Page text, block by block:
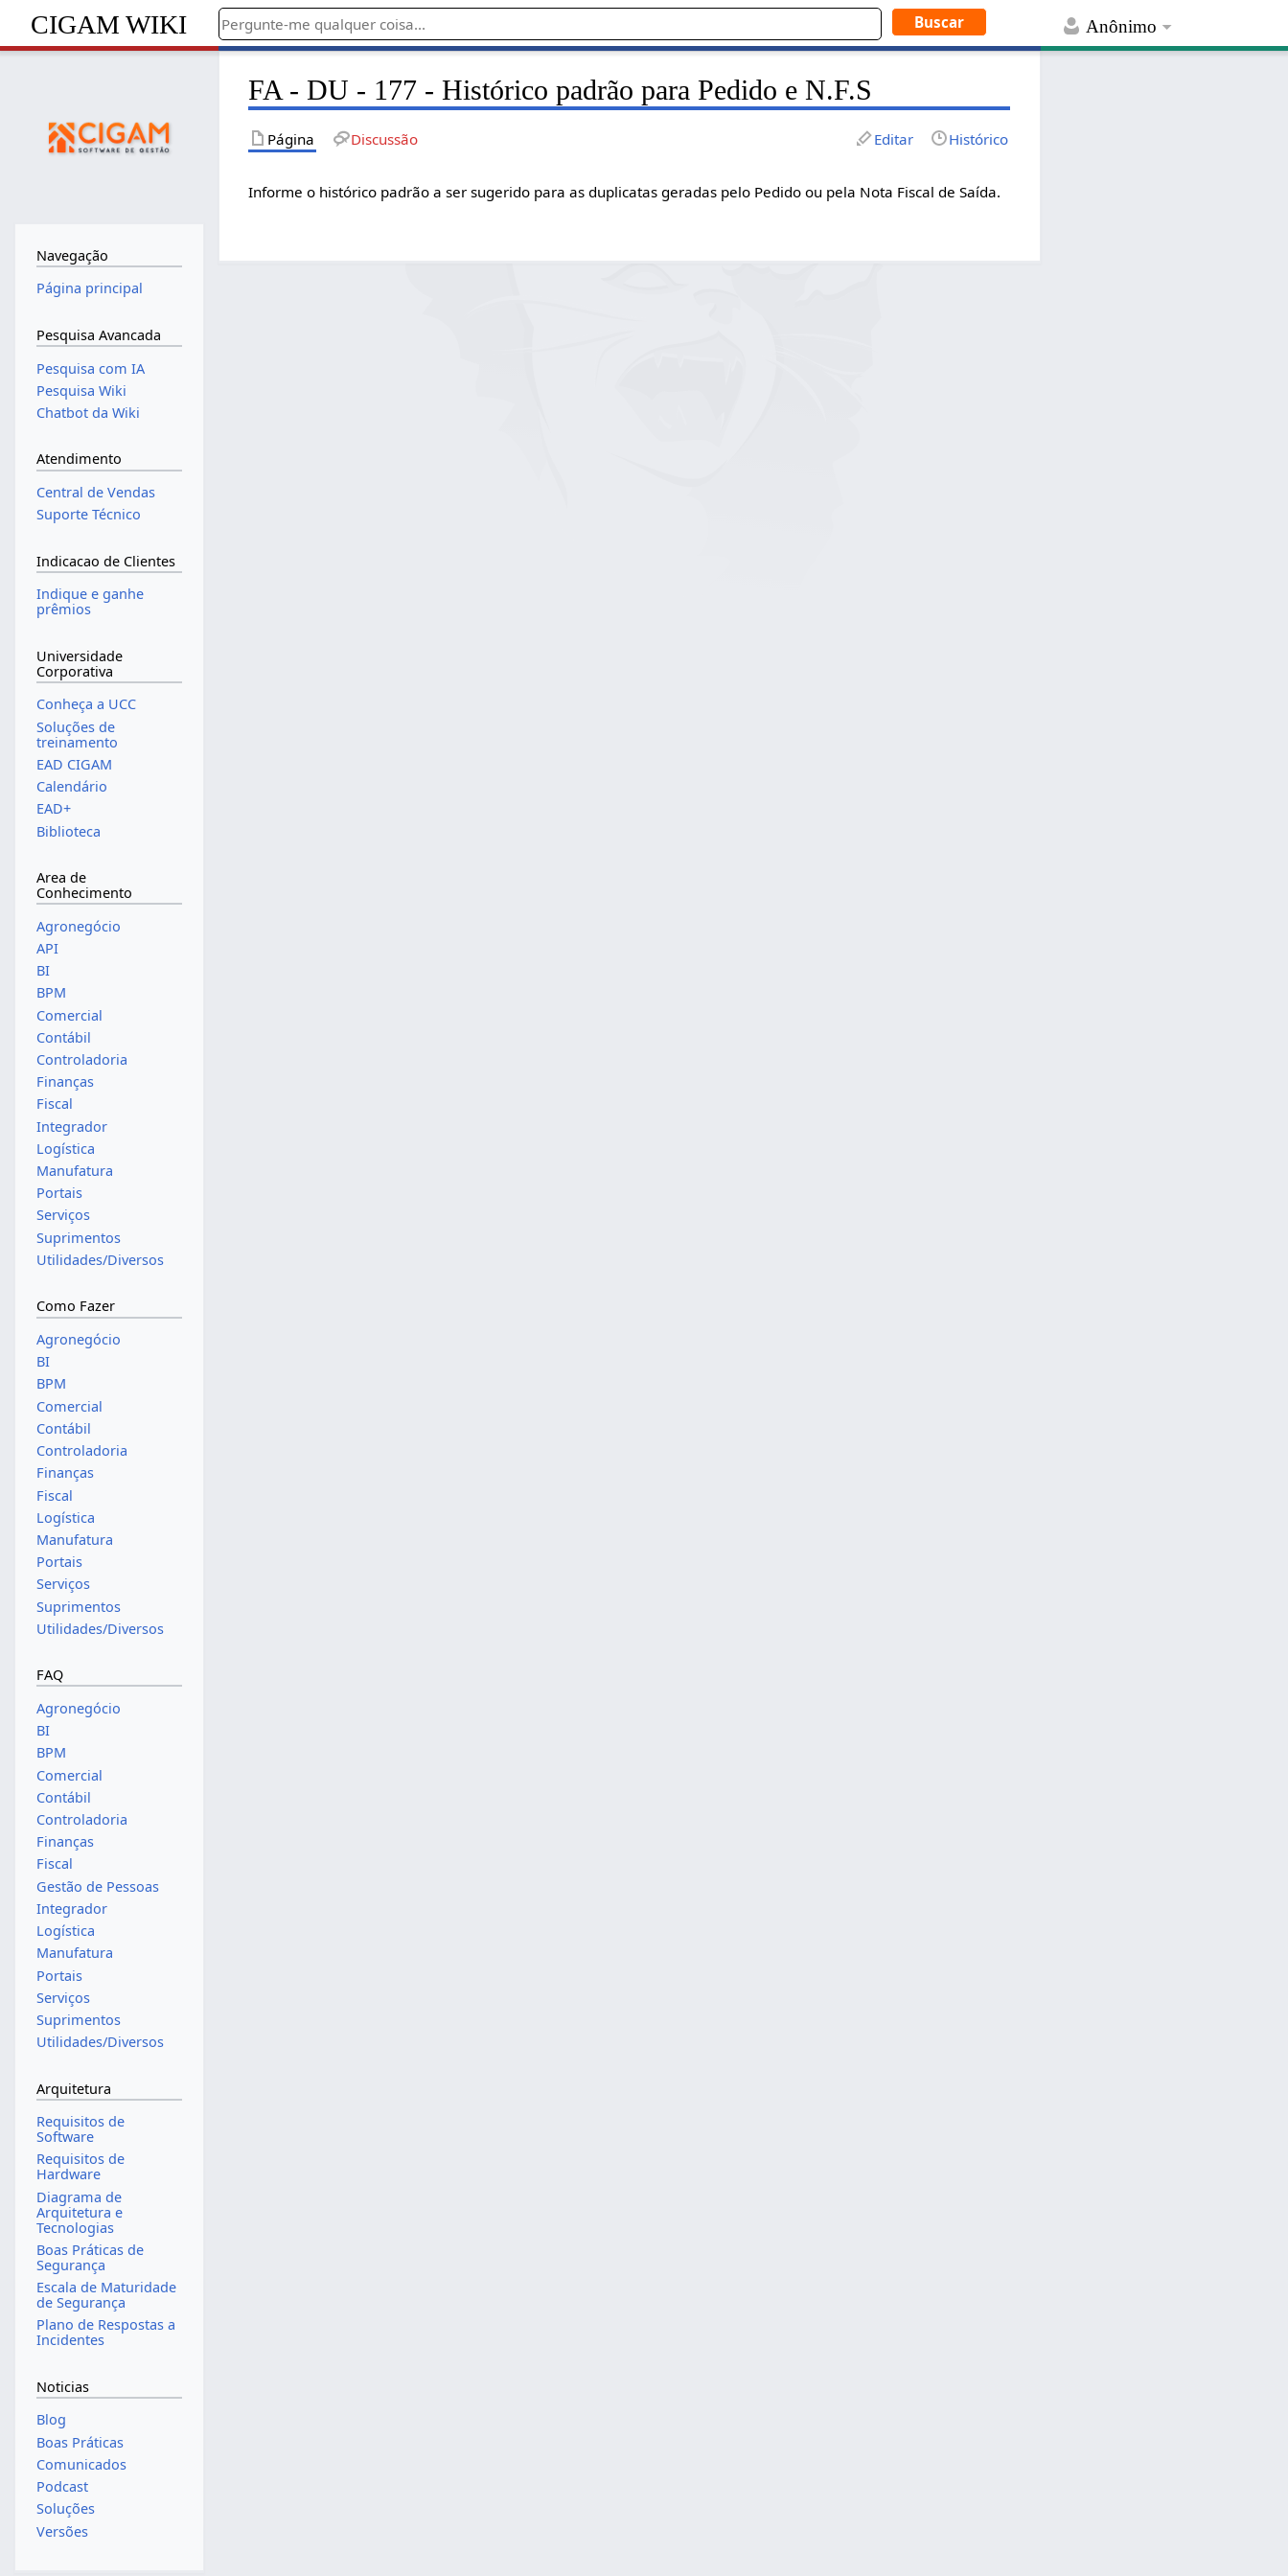
Anônimo
CIGAM WIKI
FA - DU - 177 - Histórico padrão para Pedido e N.F.S
Página Discussão Editar Histórico
Informe o histórico padrão a ser sugerido para as duplicatas geradas pelo Pedido ou pela Nota Fiscal de Saída.
Navegação
Página principal
Pesquisa Avancada
Pesquisa com IA
Pesquisa Wiki
Chatbot da Wiki
Atendimento
Central de Vendas
Suporte Técnico
Indicacao de Clientes
Indique e ganhe
prêmios
Universidade
Corporativa
Conheça a UCC
Soluções de
treinamento
EAD CIGAM
Calendário
EAD+
Biblioteca
Area de
Conhecimento
Agronegócio
API
BI
BPM
Comercial
Contábil
Controladoria
Finanças
Fiscal
Integrador
Logística
Manufatura
Portais
Serviços
Suprimentos
Utilidades/Diversos
Como Fazer
Agronegócio
BI
BPM
Comercial
Contábil
Controladoria
Finanças
Fiscal
Logística
Manufatura
Portais
Serviços
Suprimentos
Utilidades/Diversos
FAQ
Agronegócio
BI
BPM
Comercial
Contábil
Controladoria
Finanças
Fiscal
Gestão de Pessoas
Integrador
Logística
Manufatura
Portais
Serviços
Suprimentos
Utilidades/Diversos
Arquitetura
Requisitos de
Software
Requisitos de
Hardware
Diagrama de
Arquitetura e
Tecnologias
Boas Práticas de
Segurança
Escala de Maturidade
de Segurança
Plano de Respostas a
Incidentes
Noticias
Blog
Boas Práticas
Comunicados
Podcast
Soluções
Versões